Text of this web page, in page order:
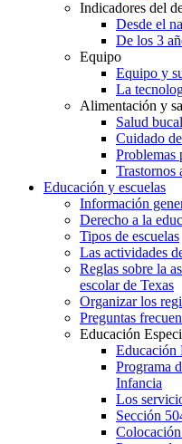
Indicadores del
Desde el
De los 3
Equipo
Equipo y
La
Alimentación y
Salud bucal
Cuidado
Problemas
Trastornos
Educación y escuelas
Información
Derecho a la
Tipos de escuelas
Las actividades
Reglas sobre la
escolar de Texas
Organizar los
Preguntas
Educación
Educación
Programa
Infancia
Los
Sección